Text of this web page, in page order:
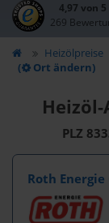
4,97 von 5
269
Heizölpreise
(
Ort ändern)
PLZ
Roth Energie